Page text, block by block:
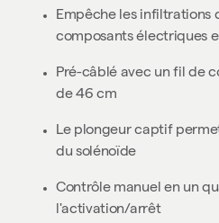
Empêche les infiltrations
composants électriques
Pré-câblé avec un fil de
de 46 cm
Le plongeur captif
du solénoïde
Contrôle manuel en un
l'activation/arrêt